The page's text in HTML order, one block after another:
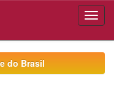
do Brasil